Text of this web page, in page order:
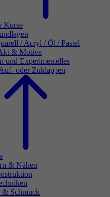
Kurse
/ Acryl / Öl / Pastel
& Motive
und Experimentelles
Auf- oder Zuklappen
& Nähen
& Schmuck